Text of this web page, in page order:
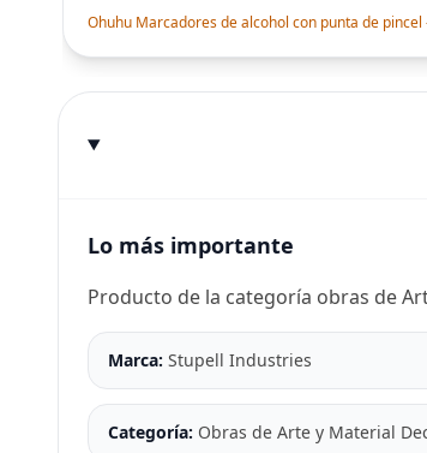
Ohuhu Marcadores de alcohol con punta de
Lo más importante
Producto de la categoría obras de
Marca: Stupell Industries
Categoría: Obras de Arte y Material